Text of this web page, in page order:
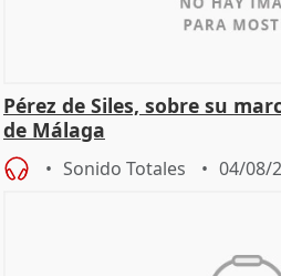
Pérez de Siles, sobre su
de Málaga
Sonido Totales 04/08/